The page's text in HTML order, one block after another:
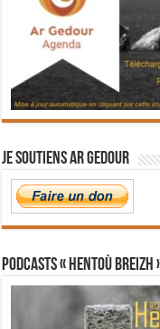
Je soutiens Ar Gedour
PODCASTS « Hentoù Breizh